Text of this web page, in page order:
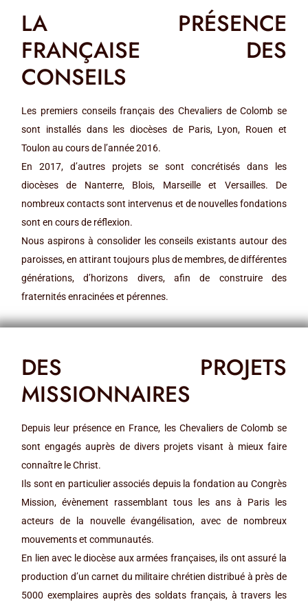
LA PRÉSENCE
FRANÇAISE DES
CONSEILS
Les premiers conseils français des Chevaliers de Colomb se
sont installés dans les diocèses de Paris, Lyon, Rouen et
Toulon au cours de l’année 2016.
En 2017, d’autres projets se sont concrétisés dans les
diocèses de Nanterre, Blois, Marseille et Versailles. De
nombreux contacts sont intervenus et de nouvelles fondations
sont en cours de réflexion.
Nous aspirons à consolider les conseils existants autour des
paroisses, en attirant toujours plus de membres, de différentes
générations, d’horizons divers, afin de construire des
fraternités enracinées et pérennes.
DES PROJETS
MISSIONNAIRES
Depuis leur présence en France, les Chevaliers de Colomb se
sont engagés auprès de divers projets visant à mieux faire
connaître le Christ.
Ils sont en particulier associés depuis la fondation au Congrès
Mission, évènement rassemblant tous les ans à Paris les
acteurs de la nouvelle évangélisation, avec de nombreux
mouvements et communautés.
En lien avec le diocèse aux armées françaises, ils ont assuré la
production d’un carnet du militaire chrétien distribué à près de
5000 exemplaires auprès des soldats français, à travers les